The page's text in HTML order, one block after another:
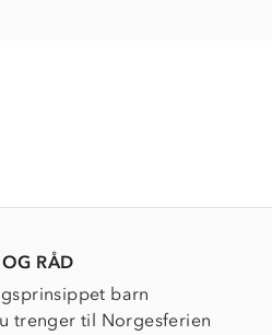
RÅD
barn
trenger til Norgesferien